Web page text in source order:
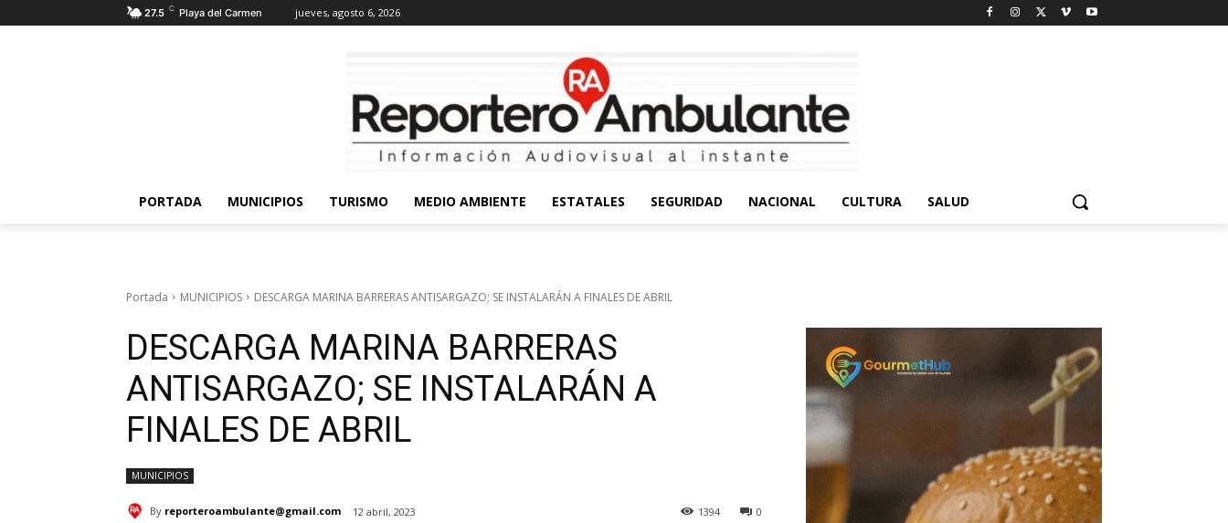
27.5 C Playa del Carmen jueves, agosto 6, 2026
PORTADA MUNICIPIOS TURISMO MEDIO AMBIENTE ESTATALES SEGURIDAD NACIONAL CULTURA SALUD
Portada MUNICIPIOS DESCARGA MARINA BARRERAS ANTISARGAZO; SE INSTALARÁN A FINALES DE ABRIL
DESCARGA MARINA BARRERAS
ANTISARGAZO; SE INSTALARÁN A
FINALES DE ABRIL
MUNICIPIOS
By reporteroambulante@gmail.com 12 abril, 2023 0
1394